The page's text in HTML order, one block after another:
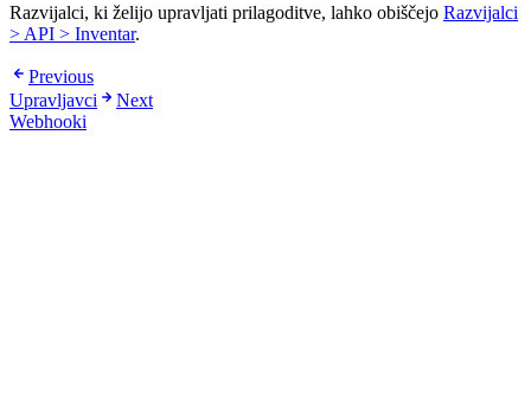
Razvijalci, ki želijo upravljati prilagoditve, lahko obiščejo Razvijalci
> API > Inventar.
Previous
Upravljavci
Next
Webhooki